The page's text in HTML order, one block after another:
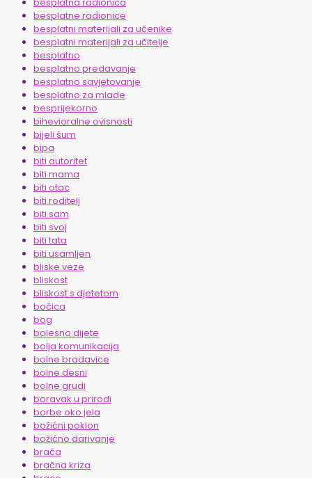
besplatne radionice
besplatni materijali za učenike
besplatni materijali za učitelje
besplatno
besplatno predavanje
besplatno savjetovanje
besplatno za mlade
besprijekorno
bihevioralne ovisnosti
bijeli šum
bipa
biti autoritet
biti mama
biti otac
biti roditelj
biti sam
biti svoj
biti tata
biti usamljen
bliske veze
bliskost
bliskost s djetetom
bočica
bog
bolesno dijete
bolja komunikacija
bolne bradavice
bolne desni
bolne grudi
boravak u prirodi
borbe oko jela
božićni poklon
božićno darivanje
braća
bračna kriza